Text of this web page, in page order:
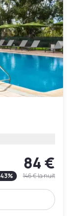
84 €
43% 146 €la nuit